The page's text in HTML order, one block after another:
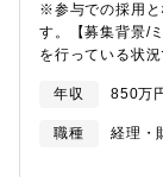
に、最先端の宇
仲間を募集して
存在を目指しまし
※参与での採用と
す。【募集背景/
を行っている状
お任せします。
イングマネージ
されています。
業務を決定いた
年収 850万
職種
経理・